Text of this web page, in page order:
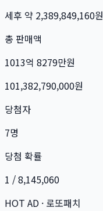
세후 약 2,389,849,160원
총 판매액
1013억 8279만원
101,382,790,000원
당첨자
7명
당첨 확률
1 / 8,145,060
HOT AD · 로또패치